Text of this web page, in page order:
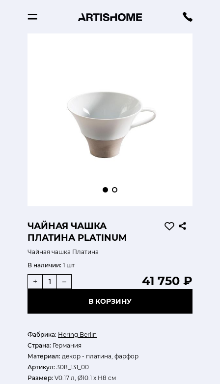
ЧАЙНАЯ ЧАШКА
ПЛАТИНА PLATINUM
Чайная чашка Платина
Фабрика: Hering Berlin
Страна: Германия
Материал: декор - платина, фарфор
Артикул: 308_131_00
Размер: V0.17 л, Ø10.1 х Н8 см
В наличии: 1 шт
41 750 ₽
+ –
В КОРЗИНУ